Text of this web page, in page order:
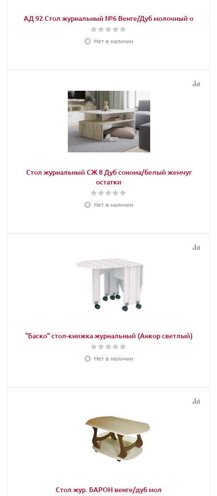
АД 92 Стол журнальный №6 Венге/Дуб молочный о
Нет в наличии
Стол журнальный СЖ 8 Дуб сонома/белый жемчуг
остатки
Нет в наличии
"Баско" стол-книжка журнальный (Анкор светлый)
Нет в наличии
Стол жур. БАРОН венге/дуб мол